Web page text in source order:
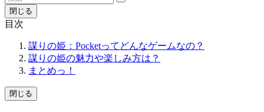
閉じる
目次
謀りの姫：Pocketってどんなゲームなの？
謀りの姫の魅力や楽しみ方は？
まとめっ！
閉じる